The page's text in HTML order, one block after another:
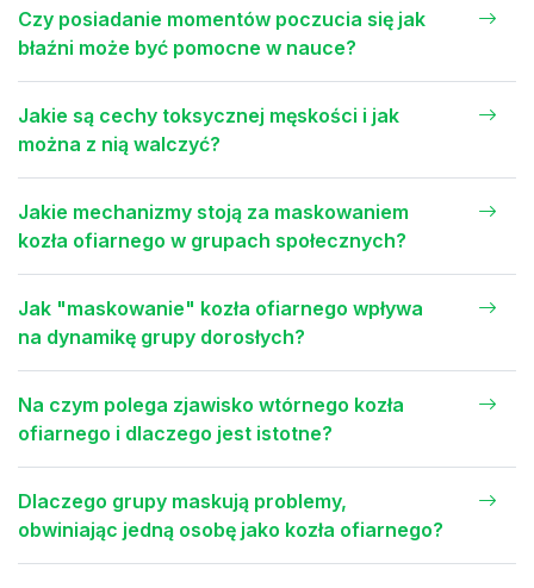
Czy posiadanie momentów poczucia się jak
błaźni może być pomocne w nauce?
Jakie są cechy toksycznej męskości i jak
można z nią walczyć?
Jakie mechanizmy stoją za maskowaniem
kozła ofiarnego w grupach społecznych?
Jak "maskowanie" kozła ofiarnego wpływa
na dynamikę grupy dorosłych?
Na czym polega zjawisko wtórnego kozła
ofiarnego i dlaczego jest istotne?
Dlaczego grupy maskują problemy,
obwiniając jedną osobę jako kozła ofiarnego?